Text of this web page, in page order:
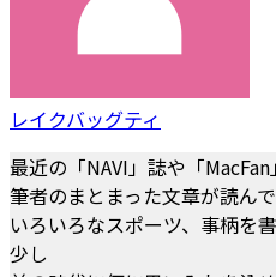
レイクバッグティ
最近の「NAVI」誌や「
筆者のまとまった文章が読ん
いろいろなスポーツ、事柄を
少し